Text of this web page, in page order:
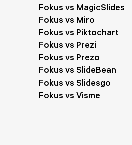
Fokus vs MagicSlides
Fokus vs Miro
Fokus vs Piktochart
Fokus vs Prezi
Fokus vs Prezo
Fokus vs SlideBean
Fokus vs Slidesgo
Fokus vs Visme